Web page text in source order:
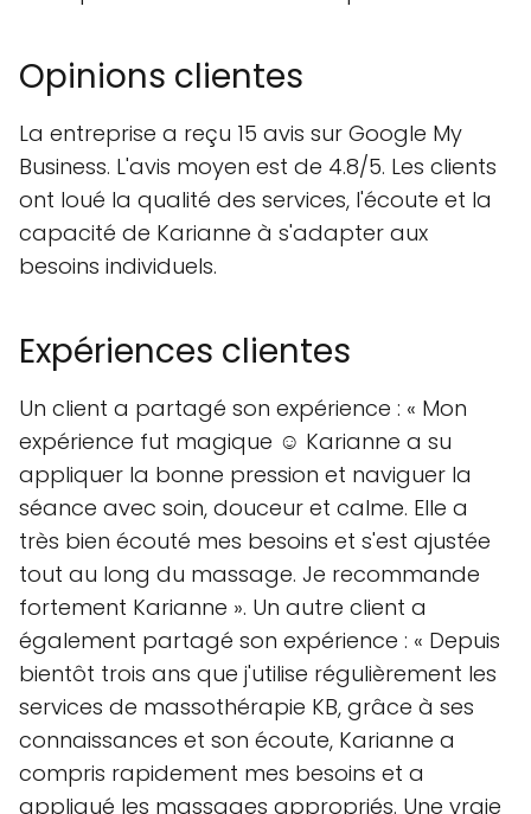
Opinions clientes
La entreprise a reçu 15 avis sur Google My
Business. L'avis moyen est de 4.8/5. Les clients
ont loué la qualité des services, l'écoute et la
capacité de Karianne à s'adapter aux
besoins individuels.
Expériences clientes
Un client a partagé son expérience : « Mon
expérience fut magique ☺️ Karianne a su
appliquer la bonne pression et naviguer la
séance avec soin, douceur et calme. Elle a
très bien écouté mes besoins et s'est ajustée
tout au long du massage. Je recommande
fortement Karianne ». Un autre client a
également partagé son expérience : « Depuis
bientôt trois ans que j'utilise régulièrement les
services de massothérapie KB, grâce à ses
connaissances et son écoute, Karianne a
compris rapidement mes besoins et a
appliqué les massages appropriés. Une vraie